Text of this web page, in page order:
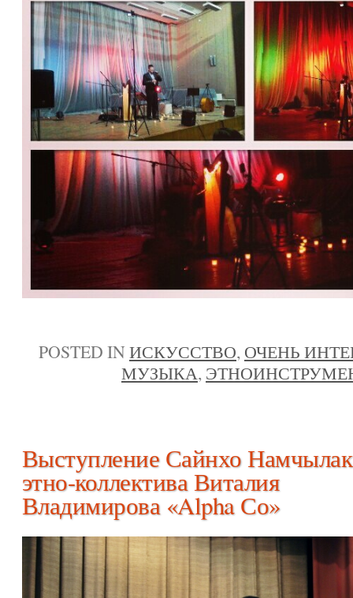
POSTED INИСКУССТВО, ОЧЕНЬ
МУЗЫКА,
Выступление Сайнхо
этно-коллектива Виталия
Владимирова «Alpha Со»